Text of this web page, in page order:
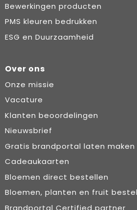
Bewerkingen producten
PMS kleuren bedrukken
ESG en Duurzaamheid
Over ons
Onze missie
Vacature
Klanten beoordelingen
Nieuwsbrief
Gratis brandportal laten maken
Cadeaukaarten
Bloemen direct bestellen
Bloemen, planten en fruit
Brandportal Certified partner